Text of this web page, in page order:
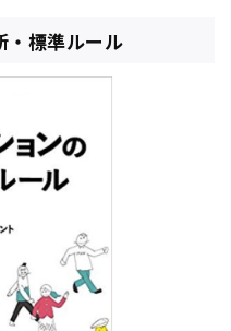
・標準ルール